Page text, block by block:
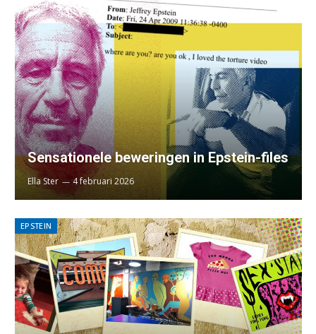
Sensationele beweringen in Epstein-files
Ella Ster 4 februari 2026
EPSTEIN